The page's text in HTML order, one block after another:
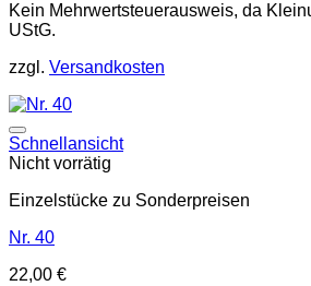
Kein Mehrwertsteuerausweis, da
UStG.
zzgl. Versandkosten
Schnellansicht
Nicht vorrätig
Einzelstücke zu Sonderpreisen
Nr. 40
22,00 €